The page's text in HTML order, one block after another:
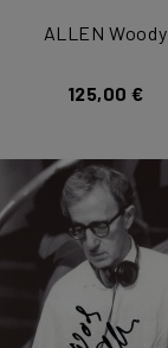
ALLEN Woody
125,00 €